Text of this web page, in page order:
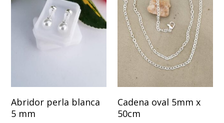
Añadir Al Carrito
Abridor perla blanca
5 mm
Añadir Al Carrito
Cadena oval 5mm x
50cm